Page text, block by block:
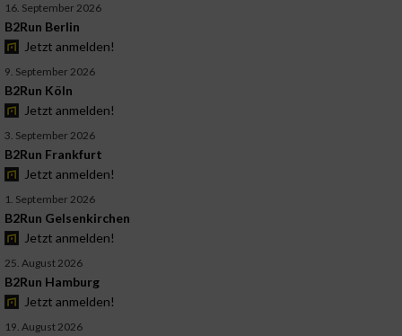
16. September 2026
B2Run Berlin
Jetzt anmelden!
9. September 2026
B2Run Köln
Jetzt anmelden!
3. September 2026
B2Run Frankfurt
Jetzt anmelden!
1. September 2026
B2Run Gelsenkirchen
Jetzt anmelden!
25. August 2026
B2Run Hamburg
Jetzt anmelden!
19. August 2026